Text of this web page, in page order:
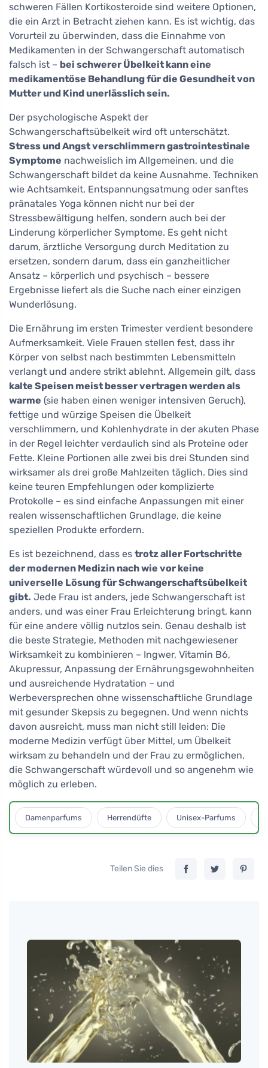
schweren Fällen Kortikosteroide sind weitere Optionen,
die ein Arzt in Betracht ziehen kann. Es ist wichtig, das
Vorurteil zu überwinden, dass die Einnahme von
Medikamenten in der Schwangerschaft automatisch
falsch ist – bei schwerer Übelkeit kann eine
medikamentöse Behandlung für die Gesundheit von
Mutter und Kind unerlässlich sein.
Der psychologische Aspekt der
Schwangerschaftsübelkeit wird oft unterschätzt.
Stress und Angst verschlimmern gastrointestinale
Symptome nachweislich im Allgemeinen, und die
Schwangerschaft bildet da keine Ausnahme. Techniken
wie Achtsamkeit, Entspannungsatmung oder sanftes
pränatales Yoga können nicht nur bei der
Stressbewältigung helfen, sondern auch bei der
Linderung körperlicher Symptome. Es geht nicht
darum, ärztliche Versorgung durch Meditation zu
ersetzen, sondern darum, dass ein ganzheitlicher
Ansatz – körperlich und psychisch – bessere
Ergebnisse liefert als die Suche nach einer einzigen
Wunderlösung.
Die Ernährung im ersten Trimester verdient besondere
Aufmerksamkeit. Viele Frauen stellen fest, dass ihr
Körper von selbst nach bestimmten Lebensmitteln
verlangt und andere strikt ablehnt. Allgemein gilt, dass
kalte Speisen meist besser vertragen werden als
warme (sie haben einen weniger intensiven Geruch),
fettige und würzige Speisen die Übelkeit
verschlimmern, und Kohlenhydrate in der akuten Phase
in der Regel leichter verdaulich sind als Proteine oder
Fette. Kleine Portionen alle zwei bis drei Stunden sind
wirksamer als drei große Mahlzeiten täglich. Dies sind
keine teuren Empfehlungen oder komplizierte
Protokolle – es sind einfache Anpassungen mit einer
realen wissenschaftlichen Grundlage, die keine
speziellen Produkte erfordern.
Es ist bezeichnend, dass es trotz aller Fortschritte
der modernen Medizin nach wie vor keine
universelle Lösung für Schwangerschaftsübelkeit
gibt. Jede Frau ist anders, jede Schwangerschaft ist
anders, und was einer Frau Erleichterung bringt, kann
für eine andere völlig nutzlos sein. Genau deshalb ist
die beste Strategie, Methoden mit nachgewiesener
Wirksamkeit zu kombinieren – Ingwer, Vitamin B6,
Akupressur, Anpassung der Ernährungsgewohnheiten
und ausreichende Hydratation – und
Werbeversprechen ohne wissenschaftliche Grundlage
mit gesunder Skepsis zu begegnen. Und wenn nichts
davon ausreicht, muss man nicht still leiden: Die
moderne Medizin verfügt über Mittel, um Übelkeit
wirksam zu behandeln und der Frau zu ermöglichen,
die Schwangerschaft würdevoll und so angenehm wie
möglich zu erleben.
Damenparfums Herrendüfte Unisex-Parfums
Teilen Sie dies